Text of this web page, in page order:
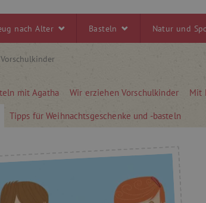
nach Alter Basteln Natur und
mit Agatha Wir erziehen Vorschulkinder Mit
Tipps für Weihnachtsgeschenke und -basteln